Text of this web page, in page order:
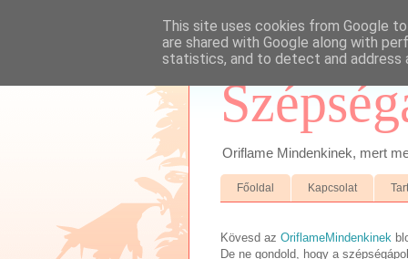
Oriflame Mindenkinek, mert
Főoldal Kapcsolat
Kövesd az OriflameMindenkinek
De ne gondold, hogy a
This site uses cookies from Google
are shared with Google along with
statistics, and to detect and address